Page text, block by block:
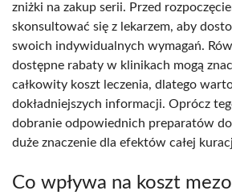
zniżki na zakup serii. Przed
skonsultować się z lekarzem, aby
swoich indywidualnych wymagań.
dostępne rabaty w klinikach mogą
całkowity koszt leczenia, dlatego
dokładniejszych informacji. Oprócz
dobranie odpowiednich preparatów
duże znaczenie dla efektów całej
Co wpływa na koszt